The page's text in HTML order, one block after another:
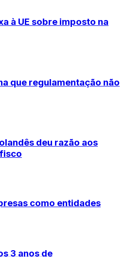
à UE sobre imposto na
que regulamentação não
deu razão aos
como entidades
3 anos de